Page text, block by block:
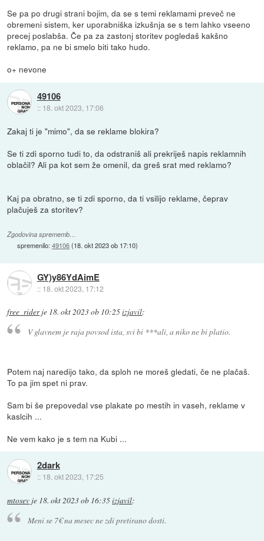
Se pa po drugi strani bojim, da se s temi reklamami preveč ne
obremeni sistem, ker uporabniška izkušnja se s tem lahko vseeno
precej poslabša. Če pa za zastonj storitev pogledaš kakšno
reklamo, pa ne bi smelo biti tako hudo.
o+ nevone
49106
:: 18. okt 2023, 17:06
Zakaj ti je "mimo", da se reklame blokira?
Se ti zdi sporno tudi to, da odstraniš ali prekriješ napis reklamnih
oblačil? Ali pa kot sem že omenil, da greš srat med reklamo?
Kaj pa obratno, se ti zdi sporno, da ti vsilijo reklame, čeprav
plačuješ za storitev?
Zgodovina sprememb…
spremenilo:49106(18. okt 2023 ob 17:10)
GY)y86YdAimE
:: 18. okt 2023, 17:12
free_riderje 18. okt 2023 ob 10:25izjavil:
V glavnem je raja povsod ista, svi bi ***ali, a niko ne bi platio.
Potem naj naredijo tako, da sploh ne moreš gledati, če ne plačaš.
To pa jim spet ni prav.
Sam bi še prepovedal vse plakate po mestih in vaseh, reklame v
kaslcih ...
Ne vem kako je s tem na Kubi ...
2dark
:: 18. okt 2023, 17:25
mtosev je 18. okt 2023 ob 16:35izjavil:
Meni se 7€ na mesec ne zdi pretirano dosti.